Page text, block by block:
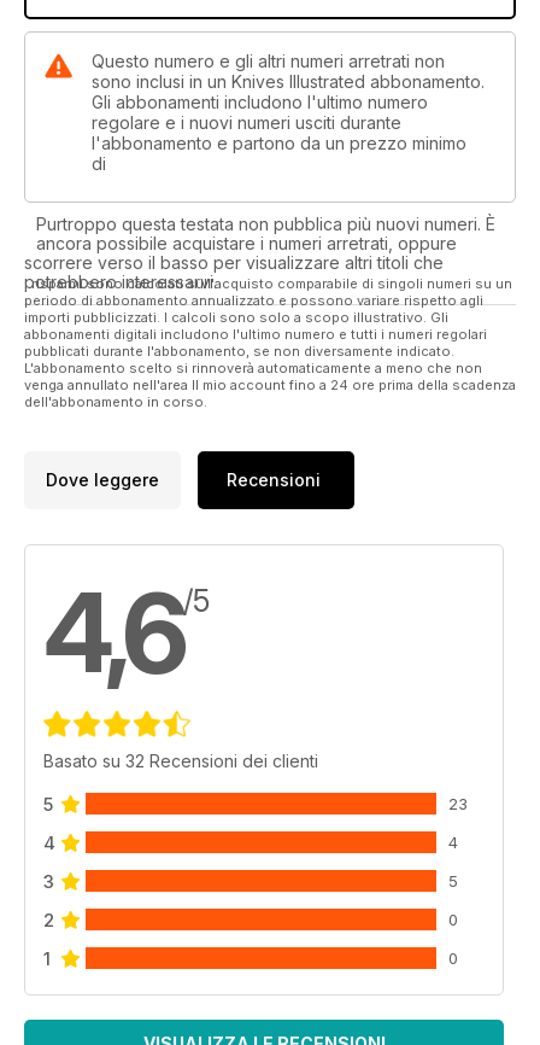
Questo numero e gli altri numeri arretrati non
sono inclusi in un Knives Illustrated abbonamento.
Gli abbonamenti includono l'ultimo numero
regolare e i nuovi numeri usciti durante
l'abbonamento e partono da un prezzo minimo
di
Purtroppo questa testata non pubblica più nuovi numeri. È
ancora possibile acquistare i numeri arretrati, oppure
scorrere verso il basso per visualizzare altri titoli che
potrebbero interessarvi.
I risparmi sono calcolati sull'acquisto comparabile di singoli numeri su un
periodo di abbonamento annualizzato e possono variare rispetto agli
importi pubblicizzati. I calcoli sono solo a scopo illustrativo. Gli
abbonamenti digitali includono l'ultimo numero e tutti i numeri regolari
pubblicati durante l'abbonamento, se non diversamente indicato.
L'abbonamento scelto si rinnoverà automaticamente a meno che non
venga annullato nell'area Il mio account fino a 24 ore prima della scadenza
dell'abbonamento in corso.
Dove leggere Recensioni
4,6/5
Basato su 32 Recensioni dei clienti
5 23
4 4
3 5
2 0
1 0